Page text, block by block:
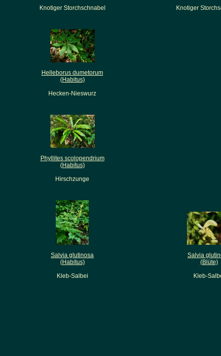
Knotiger Storchschnabel
Knotiger
Helleborus dumetorum
(Habitus)
Hecken-Nieswurz
Phyllites scolopendrium
(Habitus)
Hirschzunge
Salvia glutinosa
(Habitus)
Kleb-Salbei
Salvia
(Blüte)
Kleb-